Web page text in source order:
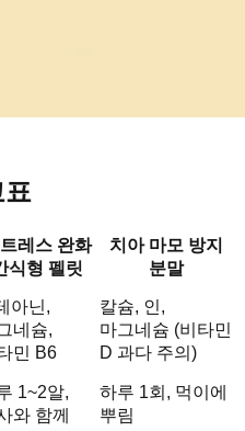
레스 완화
식형 펠릿
치아 마모 방지
분말
아닌,
네슘,
민 B6
칼슘, 인,
마그네슘 (비타민
D 과다 주의)
1~2알,
와 함께
하루 1회, 먹이에
뿌림